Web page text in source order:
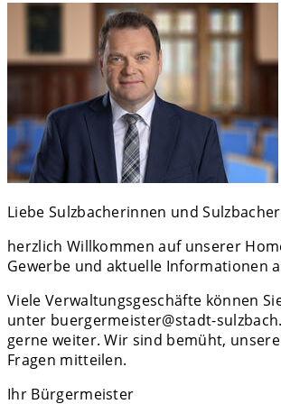
Liebe Sulzbacherinnen und
herzlich Willkommen auf unserer
Gewerbe und aktuelle Informationen
Viele Verwaltungsgeschäfte können
unter buergermeister@stadt-
gerne weiter. Wir sind bemüht,
Fragen mitteilen.
Ihr Bürgermeister